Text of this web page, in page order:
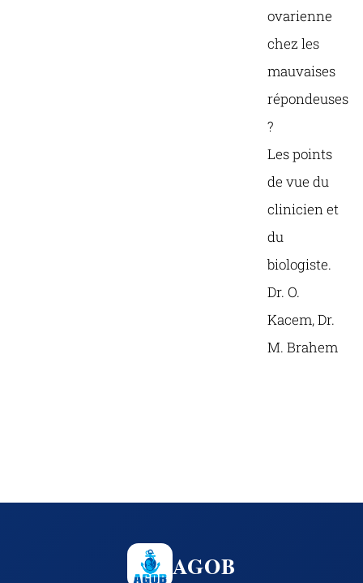
ovarienne
chez les
mauvaises
répondeuses
?
Les points
de vue du
clinicien et
du
biologiste.
Dr. O.
Kacem, Dr.
M. Brahem
AGOB